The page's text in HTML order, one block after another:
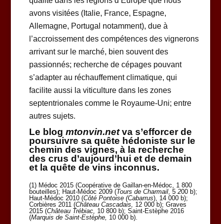
avons visitées (Italie, France, Espagne,
Allemagne, Portugal notamment), due à
l’accroissement des compétences des vignerons
arrivant sur le marché, bien souvent des
passionnés; recherche de cépages pouvant
s’adapter au réchauffement climatique, qui
facilite aussi la viticulture dans les zones
septentrionales comme le Royaume-Uni; entre
autres sujets.
Le blog mtonvin.netva s’efforcer de
poursuivre sa quête hédoniste sur le
chemin des vignes, à la recherche
des crus d’aujourd’hui et de demain
et la quête de vins inconnus.
(1) Médoc 2015 (Coopérative de Gaillan-en-Médoc, 1 800
bouteilles); Haut-Médoc 2009 (Tours de Charmail, 5 200 b);
Haut-Médoc 2010 (Côté Pontoise (Cabarrus), 14 000 b);
Corbières 2011 (Château Cascadais, 12 000 b); Graves
2015 (Château Trébiac, 10 800 b); Saint-Estèphe 2016
(Marquis de Saint-Estèphe, 10 000 b).